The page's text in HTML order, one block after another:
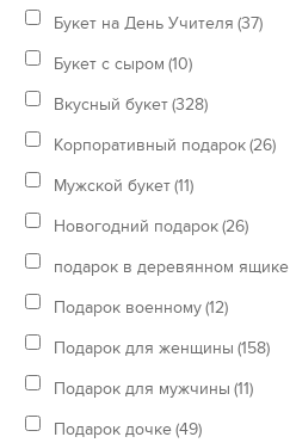
Букет на День Учителя (37)
Букет с сыром (10)
Вкусный букет(328)
Корпоративный подарок(26)
Мужской букет(11)
Новогодний подарок(26)
подарок в деревянном ящике
Подарок военному(12)
Подарок для женщины (158)
Подарок для мужчины (11)
Подарок дочке(49)